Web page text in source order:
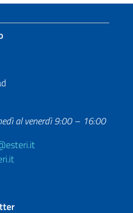
al venerdì 9:00 – 16:00